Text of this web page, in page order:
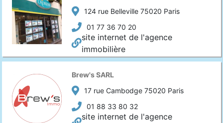
124 rue Belleville 75020 Paris
01 77 36 70 20
site internet de l'agence
immobilière
Brew's SARL
17 rue Cambodge 75020 Paris
01 88 33 80 32
site internet de l'agence